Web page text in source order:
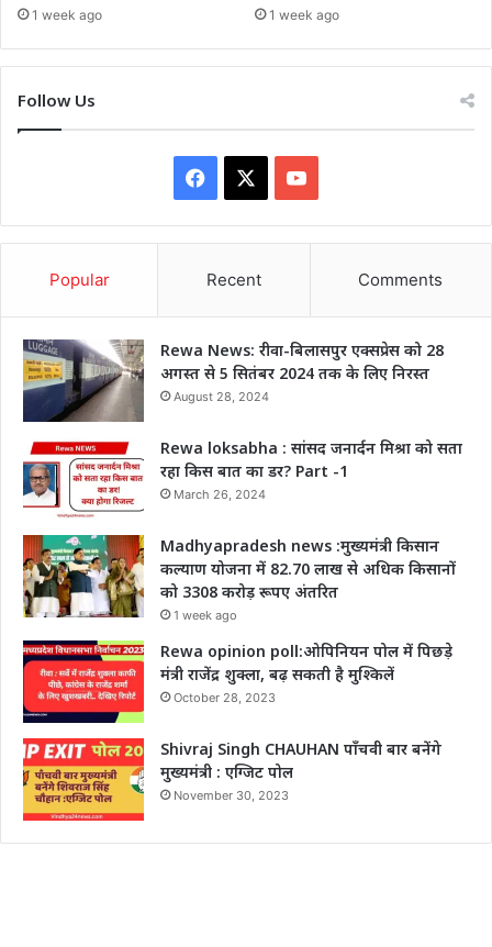
1 week ago 1 week ago
Follow Us
Facebook YouTube
Popular Recent Comments
Rewa News: रीवा-बिलासपुर एक्सप्रेस को 28
अगस्त से 5 सितंबर 2024 तक के लिए निरस्त
August 28, 2024
Rewa loksabha : सांसद जनार्दन मिश्रा को सता
रहा किस बात का डर? Part -1
March 26, 2024
Madhyapradesh news :मुख्यमंत्री किसान
कल्याण योजना में 82.70 लाख से अधिक किसानों
को 3308 करोड़ रूपए अंतरित
1 week ago
Rewa opinion poll:ओपिनियन पोल में पिछड़े
मंत्री राजेंद्र शुक्ला, बढ़ सकती है मुश्किलें
October 28, 2023
Shivraj Singh CHAUHAN पाँचवी बार बनेंगे
मुख्यमंत्री : एग्जिट पोल
November 30, 2023